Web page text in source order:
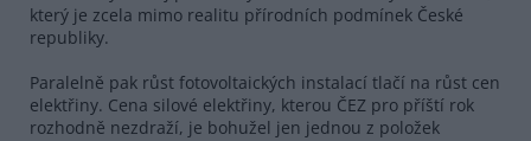
který je zcela mimo realitu přírodních podmínek České
republiky.
Paralelně pak růst fotovoltaických instalací tlačí na růst cen
elektřiny. Cena silové elektřiny, kterou ČEZ pro příští rok
rozhodně nezdraží, je bohužel jen jednou z položek